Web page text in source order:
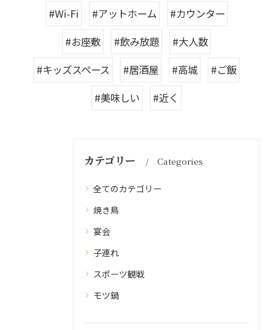
#Wi-Fi
#アットホーム
#カウンター
#お座敷
#飲み放題
#大人数
#キッズスペース
#居酒屋 #高城
#ご飯
#美味しい
#近く
カテゴリー Categories
全てのカテゴリー
焼き鳥
宴会
子連れ
スポーツ観戦
モツ鍋